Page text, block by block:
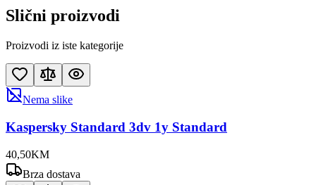
Slični proizvodi
Proizvodi iz iste kategorije
Nema slike
Kaspersky Standard 3dv 1y Standard
40,50KM
Brza dostava